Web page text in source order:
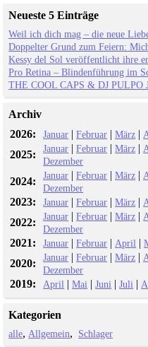
Neueste 5 Einträge
Weil ich dich mag – die neue
Doppelter Grund zum Feiern:
Kessy del Sol veröffentlicht ihre
Pro Retina – Blindenführung im
THE COOL CAPS & DJ PULPO
Archiv
2026:
Januar |Februar |März |
2025: Januar |Februar |März |
Dezember
2024: Januar |Februar |März |
Dezember
2023: Januar |Februar |März |
2022: Januar |Februar |März |
Dezember
2021: Januar |Februar | April |
2020: Januar |Februar |März |
Dezember
2019: April |Mai |Juni |Juli |
Kategorien
alle Allgemein Schlager